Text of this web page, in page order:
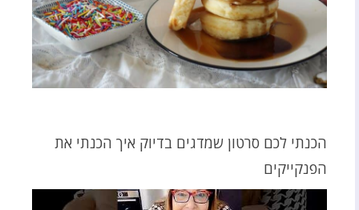
הכנתי לכם סרטון שמדגים בדיוק איך הכנתי את
הפנקייקים